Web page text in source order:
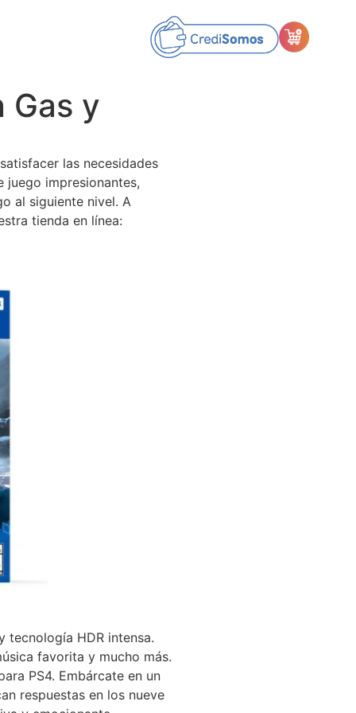
Gas y
las necesidades
juego impresionantes,
al siguiente nivel. A
tienda en línea:
tecnología HDR intensa.
favorita y mucho más.
PS4. Embárcate en un
respuestas en los nueve